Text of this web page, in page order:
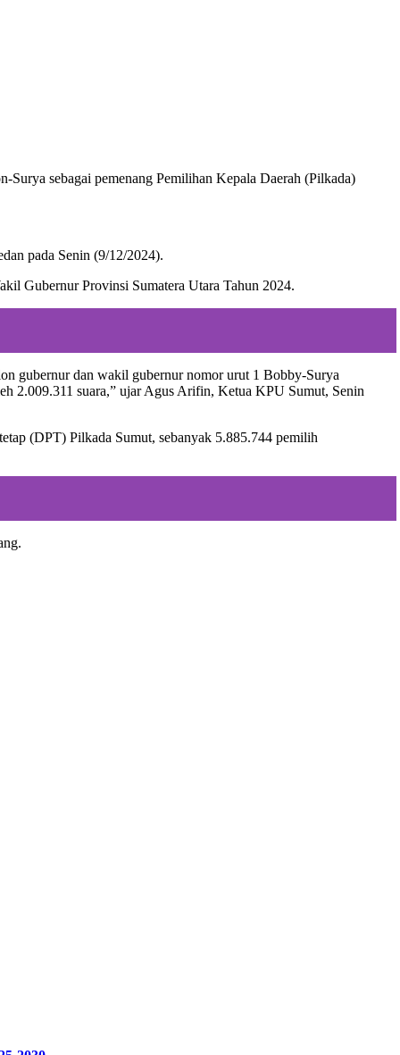
sebagai pemenang Pemilihan Kepala Daerah (Pilkada)
pada Senin (9/12/2024).
Gubernur Provinsi Sumatera Utara Tahun 2024.
gubernur dan wakil gubernur nomor urut 1 Bobby-Surya
2.009.311 suara,” ujar Agus Arifin, Ketua KPU Sumut, Senin
(DPT) Pilkada Sumut, sebanyak 5.885.744 pemilih